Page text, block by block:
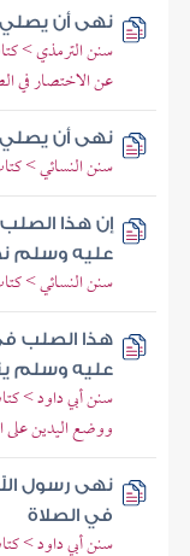
نهى أن يصلي
سنن الترمذي >
عن الاختصار في
نهى أن يصلي
سنن النسائي >
إن هذا الصلب
عليه وسلم
سنن النسائي >
هذا الصلب
عليه وسلم
سنن أبي داود >
ووضع اليدين على
نهى رسول
في الصلاة
سنن أبي داود >